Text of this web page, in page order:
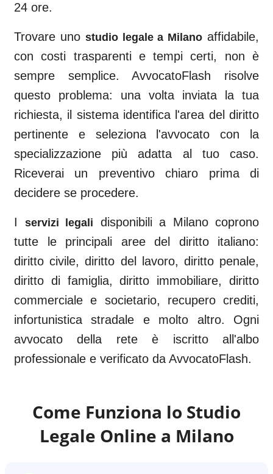
24 ore.
Trovare uno studio legale a Milano affidabile,
con costi trasparenti e tempi certi, non è
sempre semplice. AvvocatoFlash risolve
questo problema: una volta inviata la tua
richiesta, il sistema identifica l'area del diritto
pertinente e seleziona l'avvocato con la
specializzazione più adatta al tuo caso.
Riceverai un preventivo chiaro prima di
decidere se procedere.
I servizi legali disponibili a Milanocoprono
tutte le principali aree del diritto italiano:
diritto civile, diritto del lavoro, diritto penale,
diritto di famiglia, diritto immobiliare, diritto
commerciale e societario, recupero crediti,
infortunistica stradale e molto altro. Ogni
avvocato della rete è iscritto all'albo
professionale e verificato da AvvocatoFlash.
Come Funziona lo Studio
Legale Online a Milano